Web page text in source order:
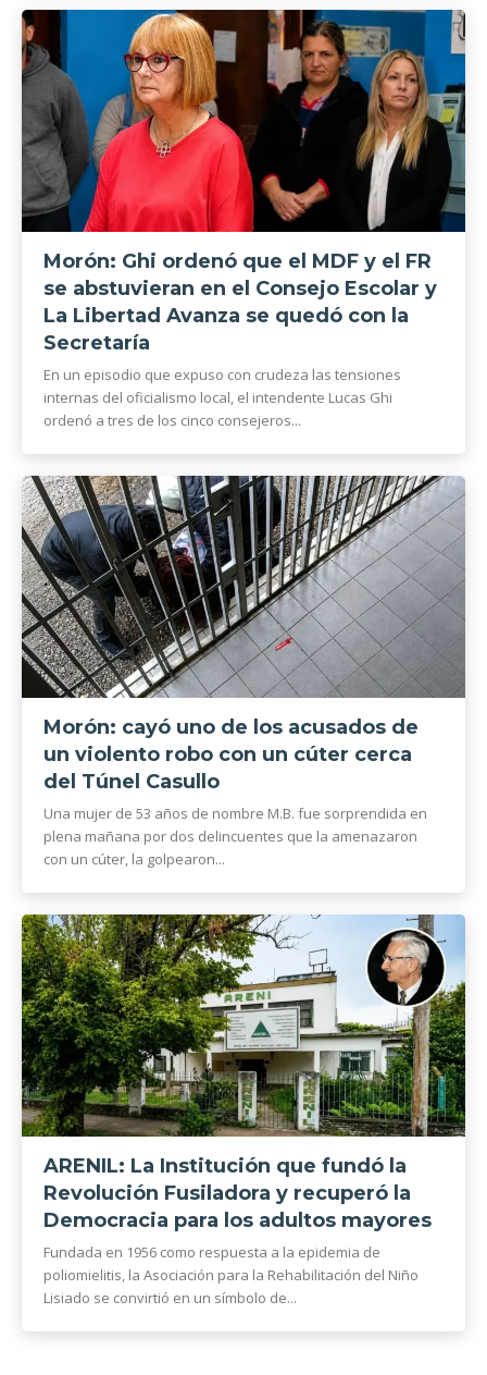
Morón: Ghi ordenó que el MDF y el FR
se abstuvieran en el Consejo Escolar y
La Libertad Avanza se quedó con la
Secretaría
En un episodio que expuso con crudeza las tensiones
internas del oficialismo local, el intendente Lucas Ghi
ordenó a tres de los cinco consejeros...
Morón: cayó uno de los acusados de
un violento robo con un cúter cerca
del Túnel Casullo
Una mujer de 53 años de nombre M.B. fue sorprendida en
plena mañana por dos delincuentes que la amenazaron
con un cúter, la golpearon...
ARENIL: La Institución que fundó la
Revolución Fusiladora y recuperó la
Democracia para los adultos mayores
Fundada en 1956 como respuesta a la epidemia de
poliomielitis, la Asociación para la Rehabilitación del Niño
Lisiado se convirtió en un símbolo de...